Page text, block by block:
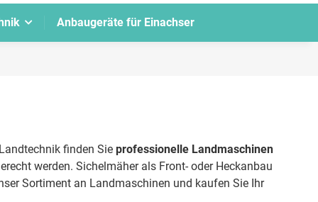
Anbaugeräte für Einachser
finden Sie professionelle Landmaschinen
werden. Sichelmäher als Front- oder Heckanbau
Sortiment an Landmaschinen und kaufen Sie Ihr